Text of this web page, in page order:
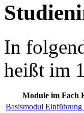
In
heißt im
Module im Fach
Basismodul Einführung